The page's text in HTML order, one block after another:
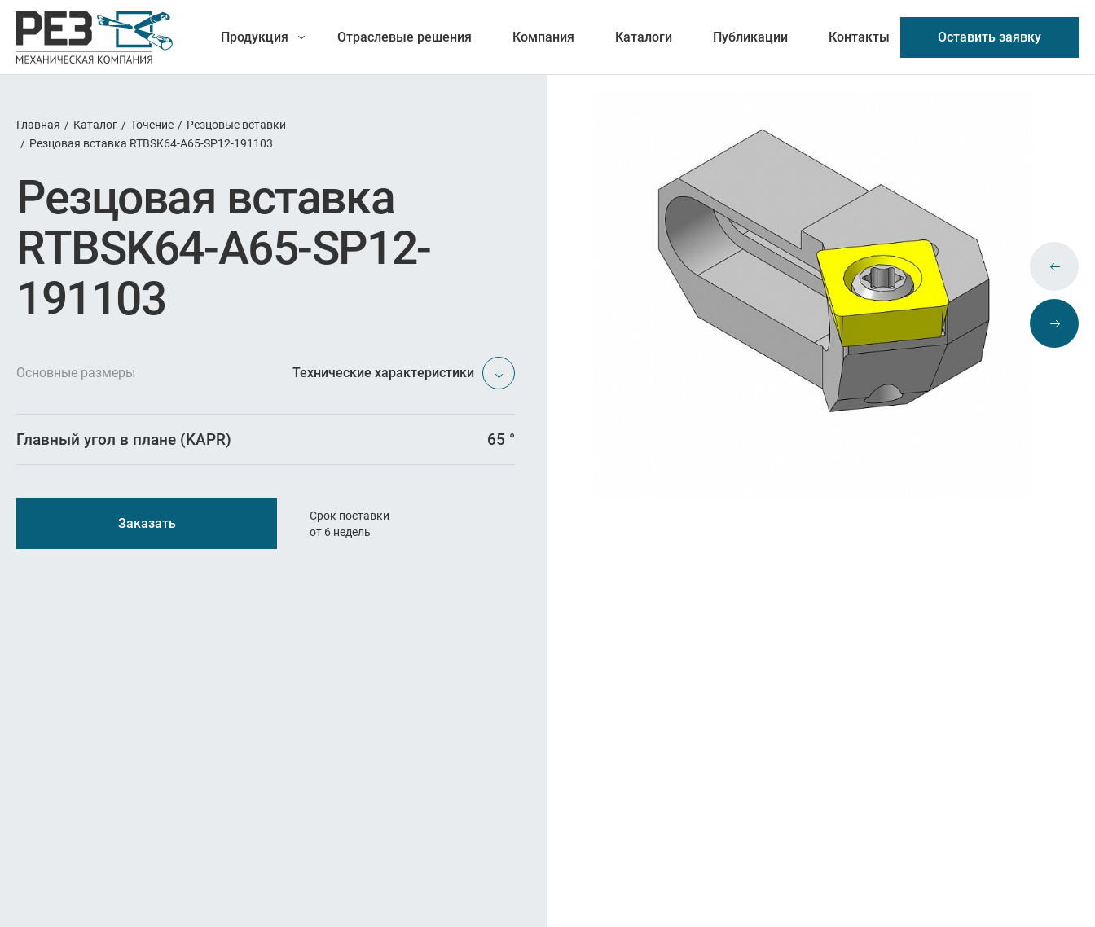
Продукция
Наша
продукция
Новые разработки
Точение
Обработка отверстий
Оснастка
Отраслевые решения Компания Каталоги Публикации Контакты Оставить заявку
Главная / Каталог / Точение / Резцовые вставки
/ Резцовая вставка RTBSK64-A65-SP12-191103
Резцовая вставка
RTBSK64-A65-SP12-
191103
Основные размеры Технические характеристики
Главный угол в плане (KAPR) 65 °
Заказать
Срок поставки
от 6 недель